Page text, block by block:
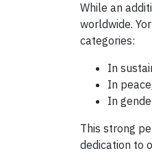
While an
worldwide.
categories:
In
In
In
This strong
dedication to